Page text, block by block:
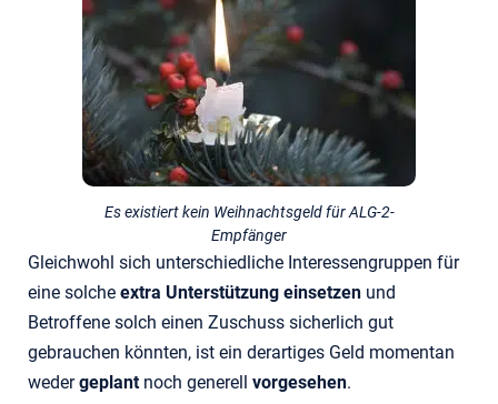
Es existiert kein Weihnachtsgeld für ALG-2-
Empfänger
Gleichwohl sich unterschiedliche Interessengruppen für
eine solche extra Unterstützung einsetzen und
Betroffene solch einen Zuschuss sicherlich gut
gebrauchen könnten, ist ein derartiges Geld momentan
wedergeplantnoch generell vorgesehen.